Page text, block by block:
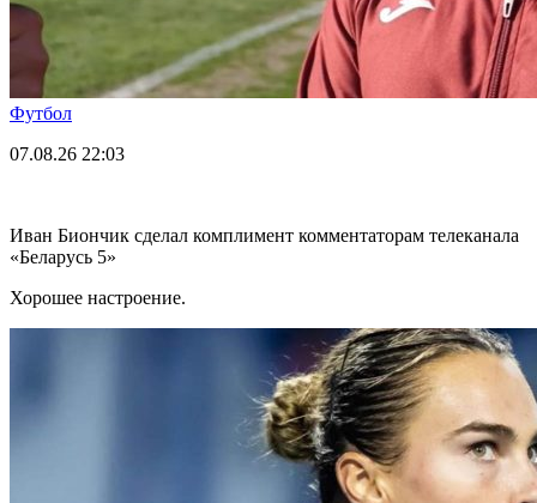
Футбол
07.08.26 22:03
Иван Биончик сделал комплимент комментаторам телеканала
«Беларусь 5»
Хорошее настроение.